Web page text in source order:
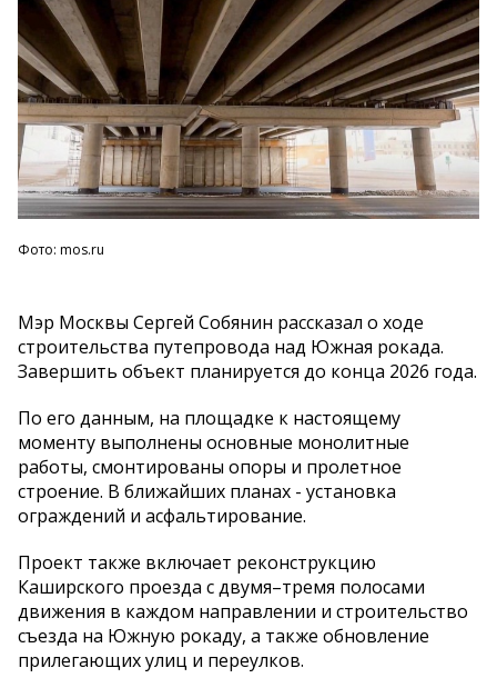
Фото: mos.ru
Мэр Москвы Сергей Собянин рассказал о ходе
строительства путепровода над Южная рокада.
Завершить объект планируется до конца 2026 года.
По его данным, на площадке к настоящему
моменту выполнены основные монолитные
работы, смонтированы опоры и пролетное
строение. В ближайших планах - установка
ограждений и асфальтирование.
Проект также включает реконструкцию
Каширского проезда с двумя–тремя полосами
движения в каждом направлении и строительство
съезда на Южную рокаду, а также обновление
прилегающих улиц и переулков.